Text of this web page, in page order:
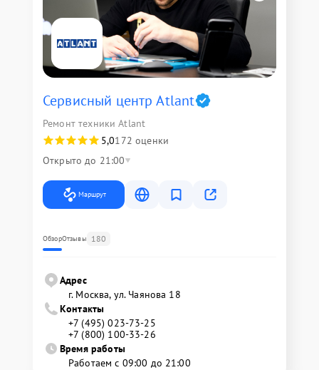
Сервисный центр Atlant
Ремонт техники Atlant
5,0172 оценки
Открыто до 21:00
Маршрут
ОбзорОтзывы 180
Адрес
г. Москва, ул. Чаянова 18
Контакты
+7 (495) 023-73-25
+7 (800) 100-33-26
Время работы
Работаем с 09:00 до 21:00